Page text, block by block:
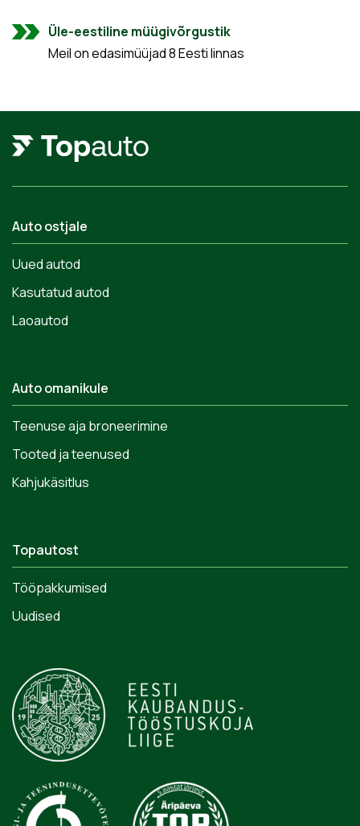
Üle-eestiline müügivõrgustik
Meil on edasimüüjad 8 Eesti linnas
Auto ostjale
Uued autod
Kasutatud autod
Laoautod
Auto omanikule
Teenuse aja broneerimine
Tooted ja teenused
Kahjukäsitlus
Topautost
Tööpakkumised
Uudised